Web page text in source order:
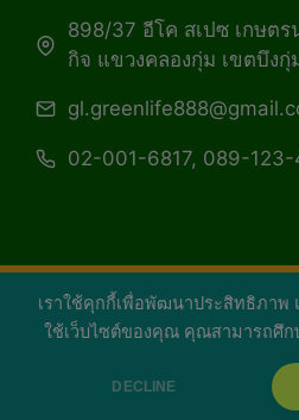
เราใช้คุกกี้เพื่อพัฒนาประสิทธิภาพ
ใช้เว็บไซต์ของคุณ คุณสามารถศึก
DECLINE
898/37 อีโค สเปซ เกษต
กิจ แขวงคลองกุ่ม เขตบึงกุ่
02-001-6817, 089-
Copyright 2026 — Green
ไลฟ์พลัส หนัง